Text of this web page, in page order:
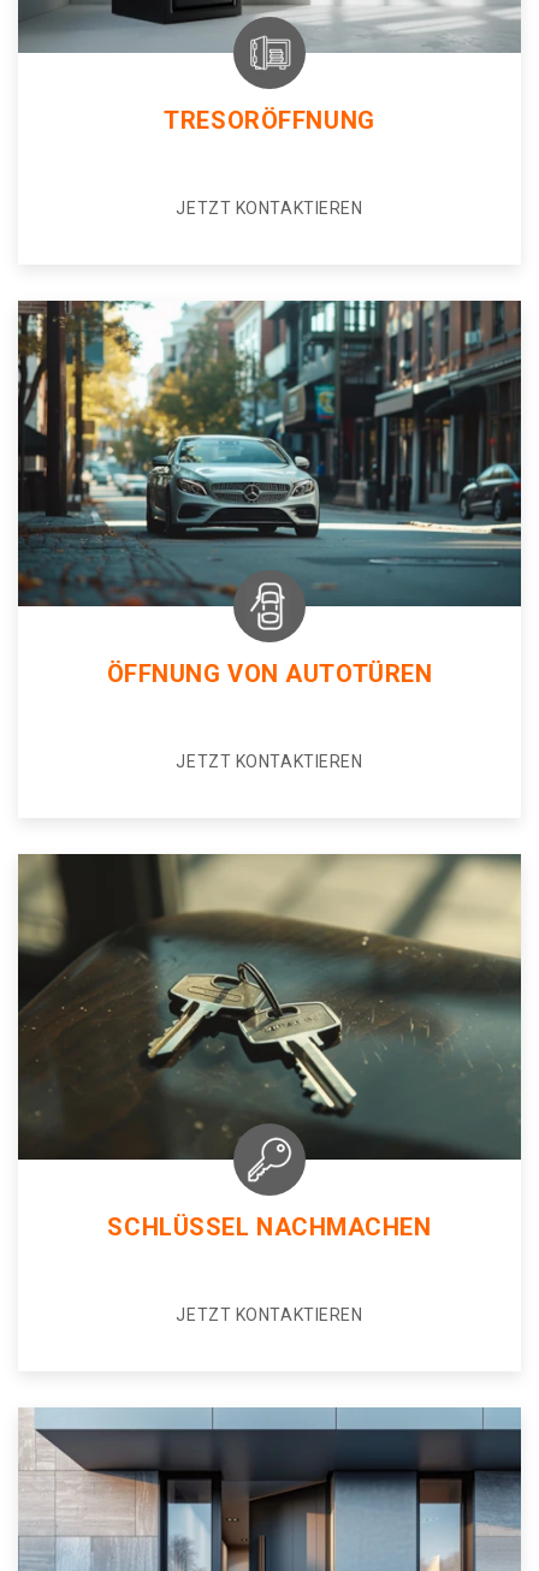
TRESORÖFFNUNG
JETZT KONTAKTIEREN
ÖFFNUNG VON AUTOTÜREN
JETZT KONTAKTIEREN
SCHLÜSSEL NACHMACHEN
JETZT KONTAKTIEREN